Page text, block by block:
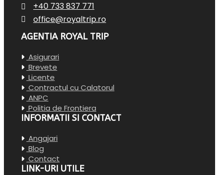
+40 733 837 771
office@royaltrip.ro
AGENTIA ROYAL TRIP
Asigurari
Brevete
Licente
Contractul cu Calatorul
ANPC
Politia de Frontiera
INFORMATII SI CONTACT
Angajari
Blog
Contact
LINK-URI UTILE